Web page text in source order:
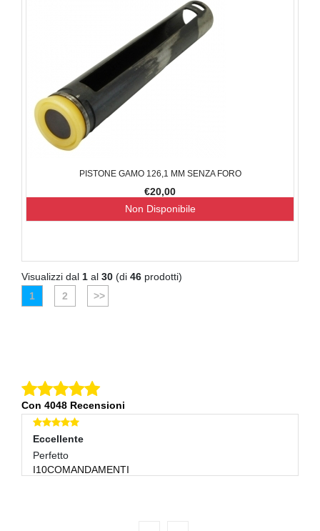
PISTONE GAMO 126,1 MM SENZA FORO
€20,00
Non Disponibile
Visualizzi dal 1 al 30 (di 46 prodotti)
1
2 >>
Con 4048 Recensioni
Eccellente
Perfetto
I10COMANDAMENTI